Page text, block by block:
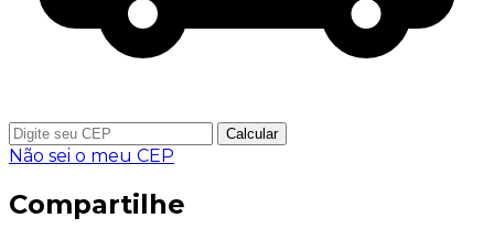
Calcular
Não sei o meu CEP
Compartilhe